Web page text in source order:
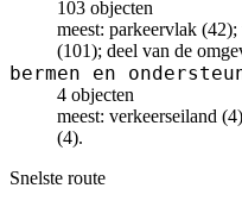
103 objecten
meest: parkeervlak
(101); deel van de
bermen en
4 objecten
meest: verkeerseiland
(4).
Snelste route